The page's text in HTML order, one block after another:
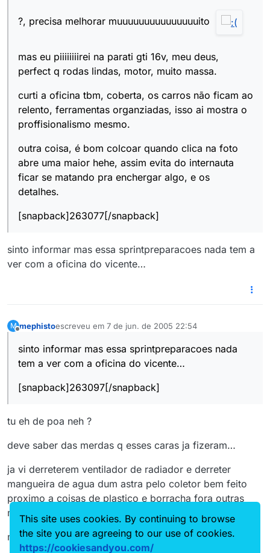
?, precisa melhorar muuuuuuuuuuuuuuuito
mas eu piiiiiiiirei na parati gti 16v, meu deus,
perfect q rodas lindas, motor, muito massa.
curti a oficina tbm, coberta, os carros não ficam ao
relento, ferramentas organziadas, isso ai mostra o
proffisionalismo mesmo.
outra coisa, é bom colcoar quando clica na foto
abre uma maior hehe, assim evita do internauta
ficar se matando pra enchergar algo, e os
detalhes.
[snapback]263077[/snapback]
sinto informar mas essa sprintpreparacoes nada tem a
ver com a oficina do vicente…
M mephistoescreveu em 7 de jun. de 2005 22:54
última edição por
sinto informar mas essa sprintpreparacoes nada
tem a ver com a oficina do vicente…
[snapback]263097[/snapback]
tu eh de poa neh ?
deve saber das merdas q esses caras ja fizeram…
ja vi derreterem ventilador de radiador e derreter
mangueira de agua dum astra pelo coletor bem feito
proximo a coisas de plastico e borracha fora outras
merdas
me da pavor lembrar disso
This site uses cookies. By continuing to browse
the site you are agreeing to our use of cookies.
https://cookiesandyou.com/